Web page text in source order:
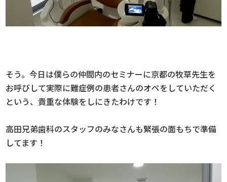
そう。今日は僕らの仲間内のセミナーに京都の牧草先生を
お呼びして実際に難症例の患者さんのオペをしていただく
という、貴重な体験をしにきたわけです！
高田兄弟歯科のスタッフのみなさんも緊張の面もちで準備
してます！